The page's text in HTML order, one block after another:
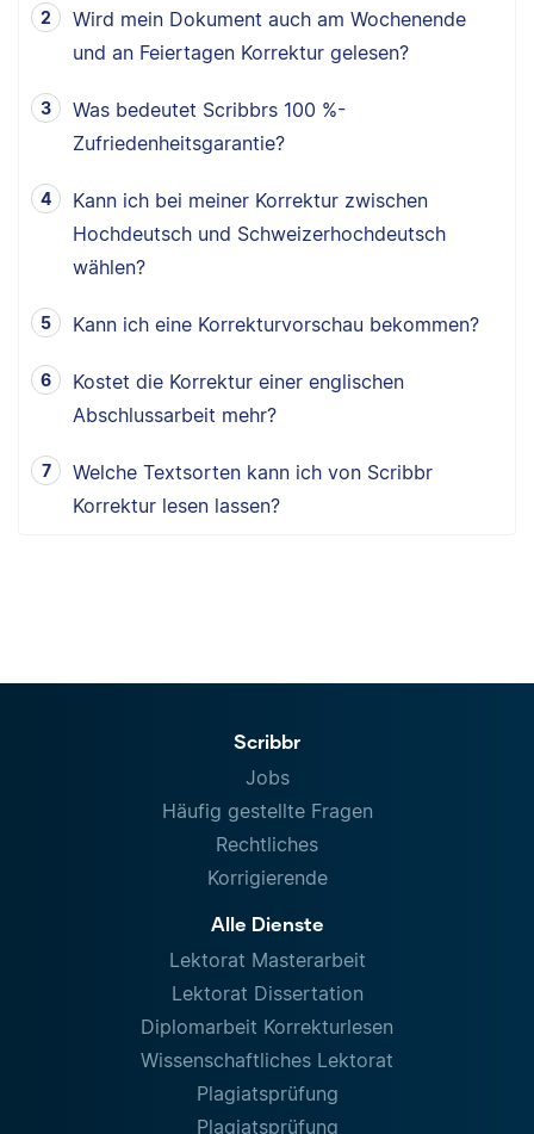
Wird mein Dokument auch am Wochenende
und an Feiertagen Korrektur gelesen?
Was bedeutet Scribbrs 100 %-
Zufriedenheitsgarantie?
Kann ich bei meiner Korrektur zwischen
Hochdeutsch und Schweizerhochdeutsch
wählen?
Kann ich eine Korrekturvorschau bekommen?
Kostet die Korrektur einer englischen
Abschlussarbeit mehr?
Welche Textsorten kann ich von Scribbr
Korrektur lesen lassen?
Scribbr
Jobs
Häufig gestellte Fragen
Rechtliches
Korrigierende
Alle Dienste
Lektorat Masterarbeit
Lektorat Dissertation
Diplomarbeit Korrekturlesen
Wissenschaftliches Lektorat
Plagiatsprüfung
Plagiatsprüfung